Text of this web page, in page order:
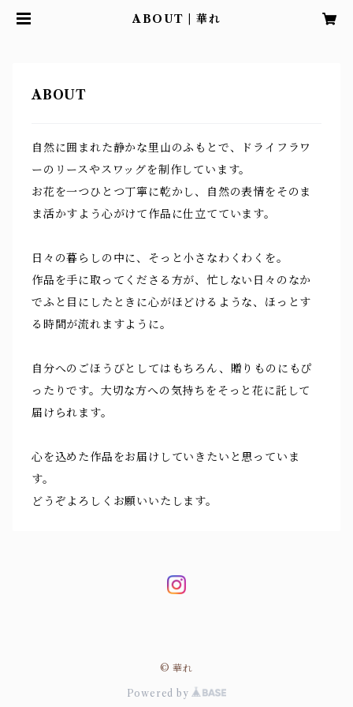
ABOUT | 華れ
ABOUT
自然に囲まれた静かな里山のふもとで、ドライフラワ
ーのリースやスワッグを制作しています。
お花を一つひとつ丁寧に乾かし、自然の表情をそのま
ま活かすよう心がけて作品に仕立てています。
日々の暮らしの中に、そっと小さなわくわくを。
作品を手に取ってくださる方が、忙しない日々のなか
でふと目にしたときに心がほどけるような、ほっとす
る時間が流れますように。
自分へのごほうびとしてはもちろん、贈りものにもぴ
ったりです。大切な方への気持ちをそっと花に託して
届けられます。
心を込めた作品をお届けしていきたいと思っていま
す。
どうぞよろしくお願いいたします。
© 華れ
Powered by